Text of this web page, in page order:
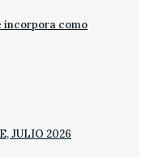
incorpora como
JULIO 2026